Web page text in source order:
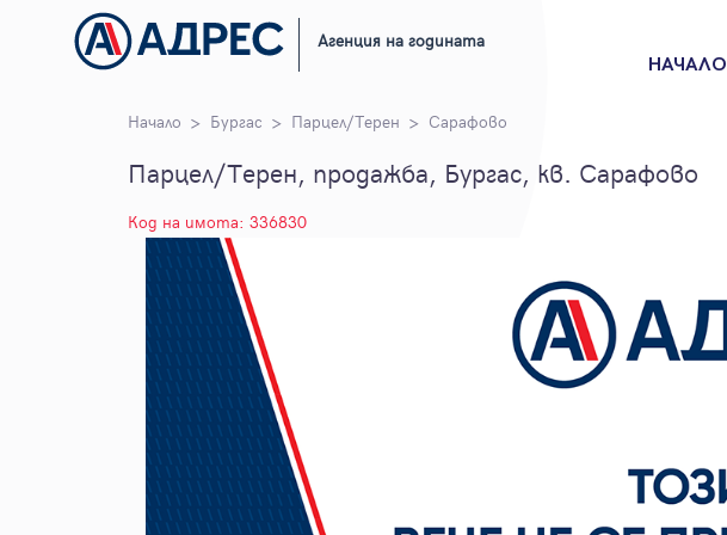
Агенция на годината
НАЧАЛО
Начало Бургас Парцел/Терен Сарафово
Парцел/Терен, продажба, Бургас, кв. Сарафово
Код на имота: 336830